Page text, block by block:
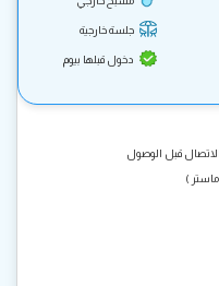
جلسة خارجية
دخول قبلها بيوم